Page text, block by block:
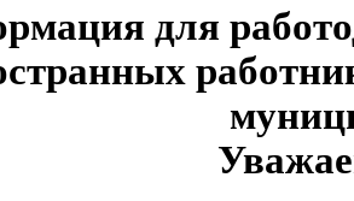
для